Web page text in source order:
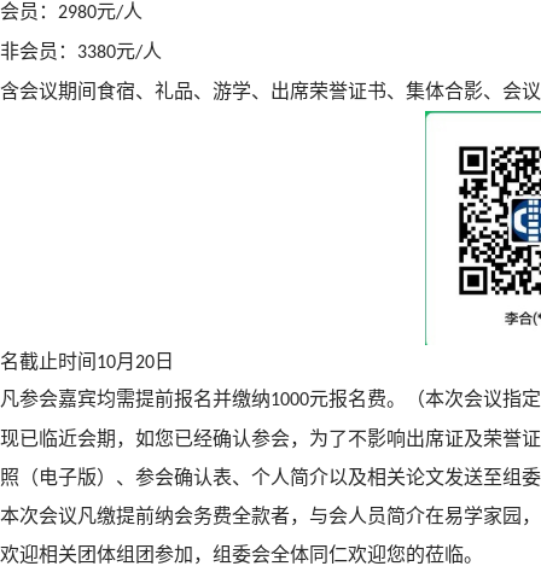
会员： 2980元/人
非会员： 3380元/人
含会议期间食宿、礼品、游学、出席荣誉证书、集体合影、会
名截止时间 10月 20 日
凡参会嘉宾均需提前报名并缴纳1000元报名费。（本次会议指
现已临近会期，如您已经确认参会，为了不影响出席证及荣誉
照（电子版）、参会确认表、个人简介以及相关论文发送至组
本次会议凡缴提前纳会务费全款者，与会人员简介在易学家园
欢迎相关团体组团参加，组委会全体同仁欢迎您的莅临。